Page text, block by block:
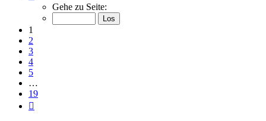
von
Gehe zu Seite:
1
2
3
4
5
…
19